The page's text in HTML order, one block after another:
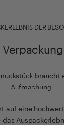
DER
Verpackung
braucht
Aufmachung.
auf eine
das